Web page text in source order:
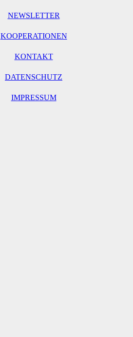
NEWSLETTER
KOOPERATIONEN
KONTAKT
DATENSCHUTZ
IMPRESSUM